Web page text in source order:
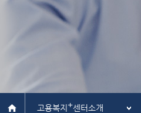
고용복지 +센터소개